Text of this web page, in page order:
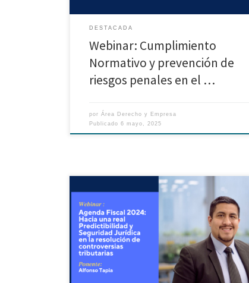
DESTACADA
Webinar: Cumplimiento
Normativo y prevención de
riesgos penales en el …
porÁrea Derecho y Empresa
Publicado6 mayo, 2025
Webinar organizado por la Maestría en Derecho
Tributario – PUCP. Ponente: – Alfonso Tapia